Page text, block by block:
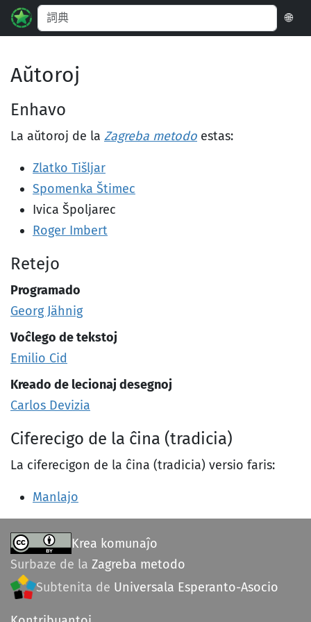
🌐
Aŭtoroj
Enhavo
La aŭtoroj de la Zagreba metodo estas:
Zlatko Tišljar
Spomenka Štimec
Ivica Špoljarec
Roger Imbert
Retejo
Programado
Georg Jähnig
Voĉlego de tekstoj
Emilio Cid
Kreado de lecionaj desegnoj
Carlos Devizia
Ciferecigo de la ĉina (tradicia)
La ciferecigon de la ĉina (tradicia) versio faris:
Manlajo
Krea komunaĵo
Surbaze de la Zagreba metodo
Subtenita de Universala Esperanto-Asocio